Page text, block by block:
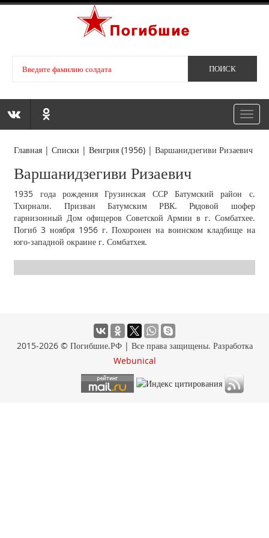
Главная |Списки |Венгрия (1956) |Варшанидзегиви Ризаевич
Варшанидзегиви Ризаевич
1935 года рождения Грузинская ССР Батумский район с.
Тхирнали. Призван Батумским РВК. Рядовой шофер
гарнизонный Дом офицеров Советской Армии в г. Сомбатхее.
Погиб 3 ноября 1956 г. Похоронен на воинском кладбище на
юго-западной окраине г. Сомбатхея.
2015-2026 © Погибшие.РФ | Все права защищены. Разработка
Webunical